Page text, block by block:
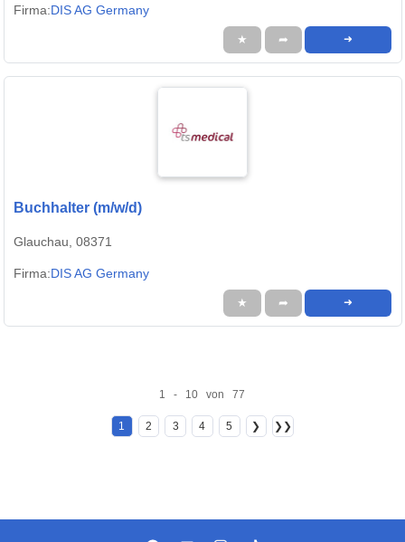
Firma:DIS AG Germany
★ ➦ ➜
Buchhalter (m/w/d)
Glauchau, 08371
Firma:DIS AG Germany
★ ➦ ➜
1 - 10 von 77
1 2 3 4 5 ❯ ❯❯